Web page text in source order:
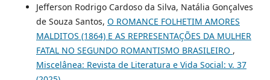
Jefferson Rodrigo Cardoso da Silva, Natália Gonçalves
de Souza Santos, O ROMANCE FOLHETIM AMORES
MALDITOS (1864) E AS REPRESENTAÇÕES DA MULHER
FATAL NO SEGUNDO ROMANTISMO BRASILEIRO ,
Miscelânea: Revista de Literatura e Vida Social: v. 37